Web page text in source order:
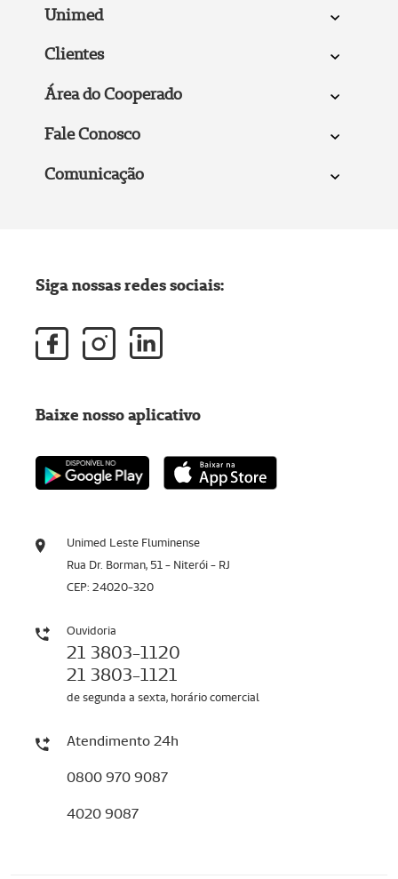
Unimed
Clientes
Área do Cooperado
Fale Conosco
Comunicação
Unimed Leste Fluminense
Rua Dr. Borman, 51 - Niterói - RJ
CEP: 24020-320
Ouvidoria
21 3803-1120
21 3803-1121
de segunda a sexta, horário comercial
Atendimento 24h
0800 970 9087
4020 9087
Siga nossas redes sociais:
Baixe nosso aplicativo